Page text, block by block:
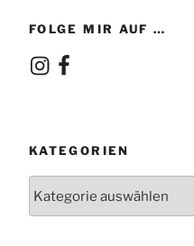
FOLGE MIR AUF …
Instagram
Facebook
KATEGORIEN